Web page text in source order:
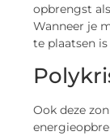
opbrengst
Wanneer je
te plaatsen
Ook deze